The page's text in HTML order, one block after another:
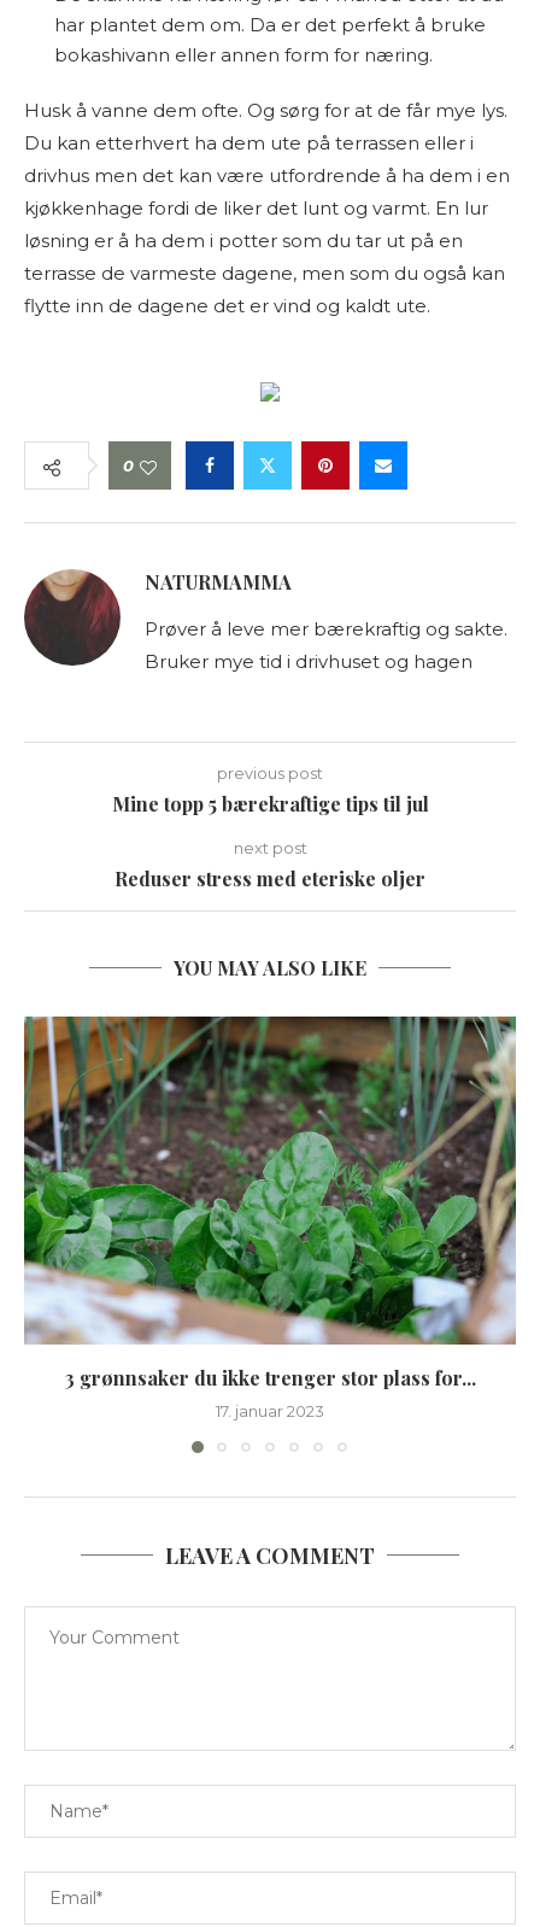
har plantet dem om. Da er det perfekt å bruke
bokashivann eller annen form for næring.
Husk å vanne dem ofte. Og sørg for at de får mye lys.
Du kan etterhvert ha dem ute på terrassen eller i
drivhus men det kan være utfordrende å ha dem i en
kjøkkenhage fordi de liker det lunt og varmt. En lur
løsning er å ha dem i potter som du tar ut på en
terrasse de varmeste dagene, men som du også kan
flytte inn de dagene det er vind og kaldt ute.
0
NATURMAMMA
Prøver å leve mer bærekraftig og sakte.
Bruker mye tid i drivhuset og hagen
previous post
Mine topp 5 bærekraftige tips til jul
next post
Reduser stress med eteriske oljer
YOU MAY ALSO LIKE
3 grønnsaker du ikke trenger stor plass for...
17. januar 2023
LEAVE A COMMENT